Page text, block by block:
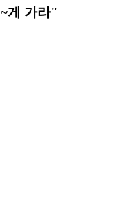
게 가라"